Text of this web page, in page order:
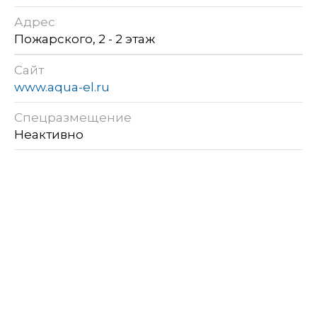
Адрес
Пожарского, 2 - 2 этаж
Сайт
www.aqua-el.ru
Спецразмещение
Неактивно